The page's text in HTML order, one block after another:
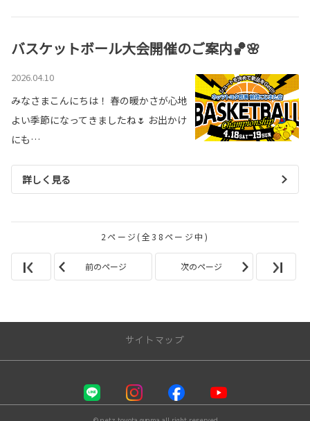
バスケットボール大会開催のご案内🏀🌸
2026.04.10
みなさまこんにちは！ 春の暖かさが心地
よい季節になってきましたね🌷 お出かけ
にも…
詳しく見る
2ページ(全38ページ中)
前のページ 次のページ
サイトマップ